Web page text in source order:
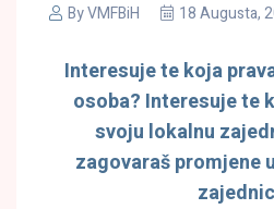
ByVMFBiH 18 Augusta,
Interesuje te koja
osoba? Interesuje te
svoju lokalnu
zagovaraš promjene